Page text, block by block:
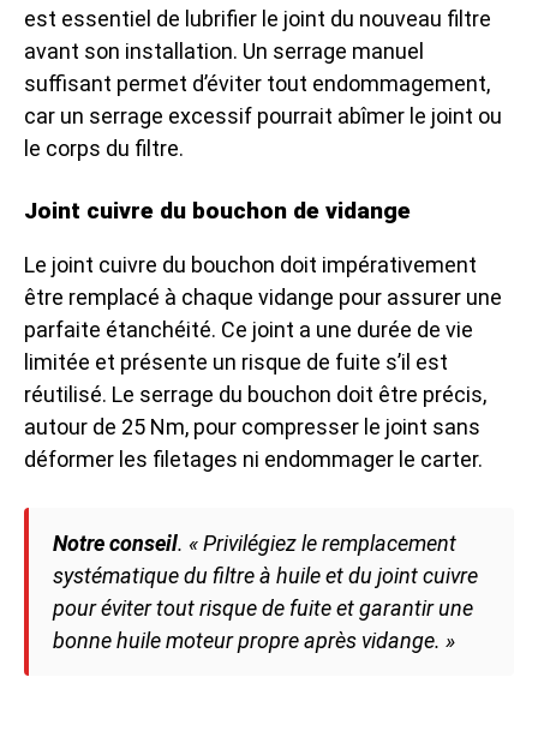
est essentiel de lubrifier le joint du nouveau filtre
avant son installation. Un serrage manuel
suffisant permet d’éviter tout endommagement,
car un serrage excessif pourrait abîmer le joint ou
le corps du filtre.
Joint cuivre du bouchon de vidange
Le joint cuivre du bouchon doit impérativement
être remplacé à chaque vidange pour assurer une
parfaite étanchéité. Ce joint a une durée de vie
limitée et présente un risque de fuite s’il est
réutilisé. Le serrage du bouchon doit être précis,
autour de 25 Nm, pour compresser le joint sans
déformer les filetages ni endommager le carter.
Notre conseil. « Privilégiez le remplacement
systématique du filtre à huile et du joint cuivre
pour éviter tout risque de fuite et garantir une
bonne huile moteur propre après vidange. »